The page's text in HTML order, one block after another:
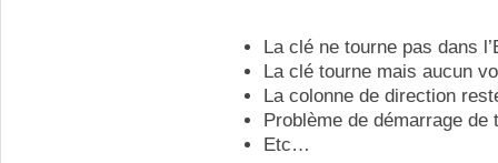
La clé ne tourne pas dans
La clé tourne mais aucun
La colonne de direction
Problème de démarrage de
Etc…